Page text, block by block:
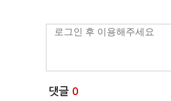
댓글 0